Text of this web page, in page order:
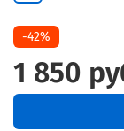
-42%
1 850